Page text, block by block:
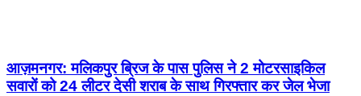
आज़मनगर: मलिकपुर ब्रिज के पास पुलिस ने 2 मोटरसाइकिल
सवारों को 24 लीटर देसी शराब के साथ गिरफ्तार कर जेल भेजा